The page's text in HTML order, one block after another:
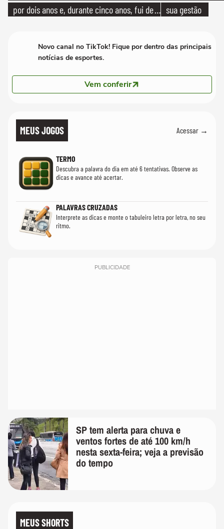
por dois anos e, durante cinco anos, fui de
sua gestão
Novo canal no TikTok! Fique por dentro das principais
notícias de esportes.
Vem conferir
MEUS JOGOS Acessar →
TERMO
Descubra a palavra do dia em até 6 tentativas. Observe as
dicas e avance até acertar.
PALAVRAS CRUZADAS
Interprete as dicas e monte o tabuleiro letra por letra, no seu
ritmo.
PUBLICIDADE
SP tem alerta para chuva e
ventos fortes de até 100 km/h
nesta sexta-feira; veja a previsão
do tempo
MEUS SHORTS